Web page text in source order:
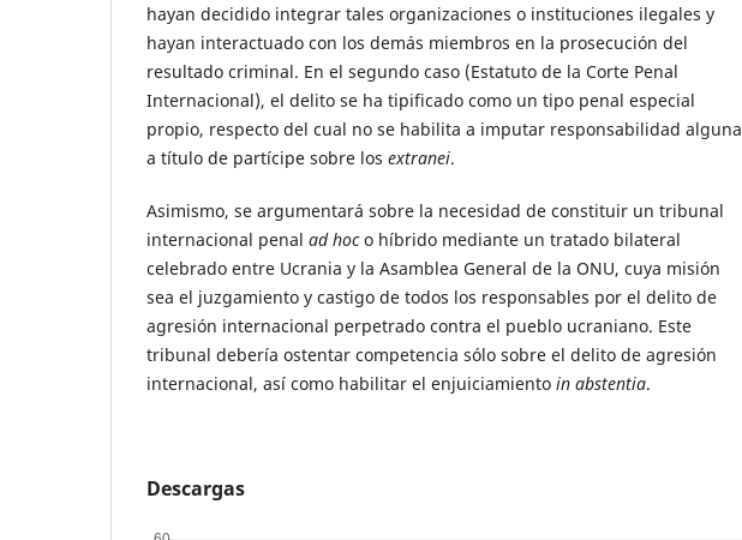
hayan decidido integrar tales organizaciones o instituciones ilegales y
hayan interactuado con los demás miembros en la prosecución del
resultado criminal. En el segundo caso (Estatuto de la Corte Penal
Internacional), el delito se ha tipificado como un tipo penal especial
propio, respecto del cual no se habilita a imputar responsabilidad alguna
a título de partícipe sobre los extranei.
Asimismo, se argumentará sobre la necesidad de constituir un tribunal
internacional penal ad hoco híbrido mediante un tratado bilateral
celebrado entre Ucrania y la Asamblea General de la ONU, cuya misión
sea el juzgamiento y castigo de todos los responsables por el delito de
agresión internacional perpetrado contra el pueblo ucraniano. Este
tribunal debería ostentar competencia sólo sobre el delito de agresión
internacional, así como habilitar el enjuiciamiento in abstentia.
Descargas